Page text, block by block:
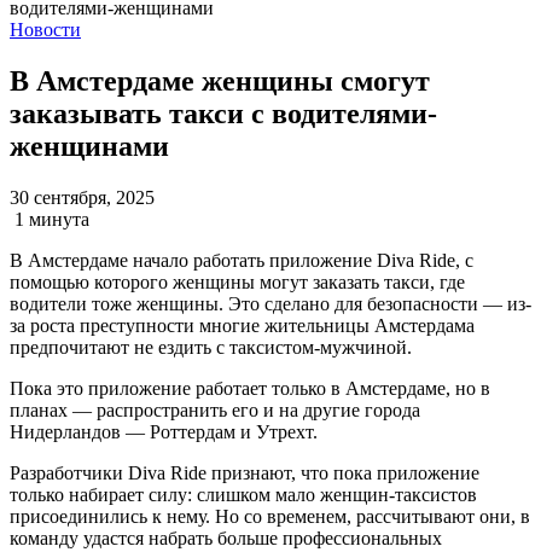
Новости
В Амстердаме женщины смогут
заказывать такси с водителями-
женщинами
30 сентября, 2025
1 минута
В Амстердаме начало работать приложение Diva Ride, с
помощью которого женщины могут заказать такси, где
водители тоже женщины. Это сделано для безопасности — из-
за роста преступности многие жительницы Амстердама
предпочитают не ездить с таксистом-мужчиной.
Пока это приложение работает только в Амстердаме, но в
планах — распространить его и на другие города
Нидерландов — Роттердам и Утрехт.
Разработчики Diva Ride признают, что пока приложение
только набирает силу: слишком мало женщин-таксистов
присоединились к нему. Но со временем, рассчитывают они, в
команду удастся набрать больше профессиональных